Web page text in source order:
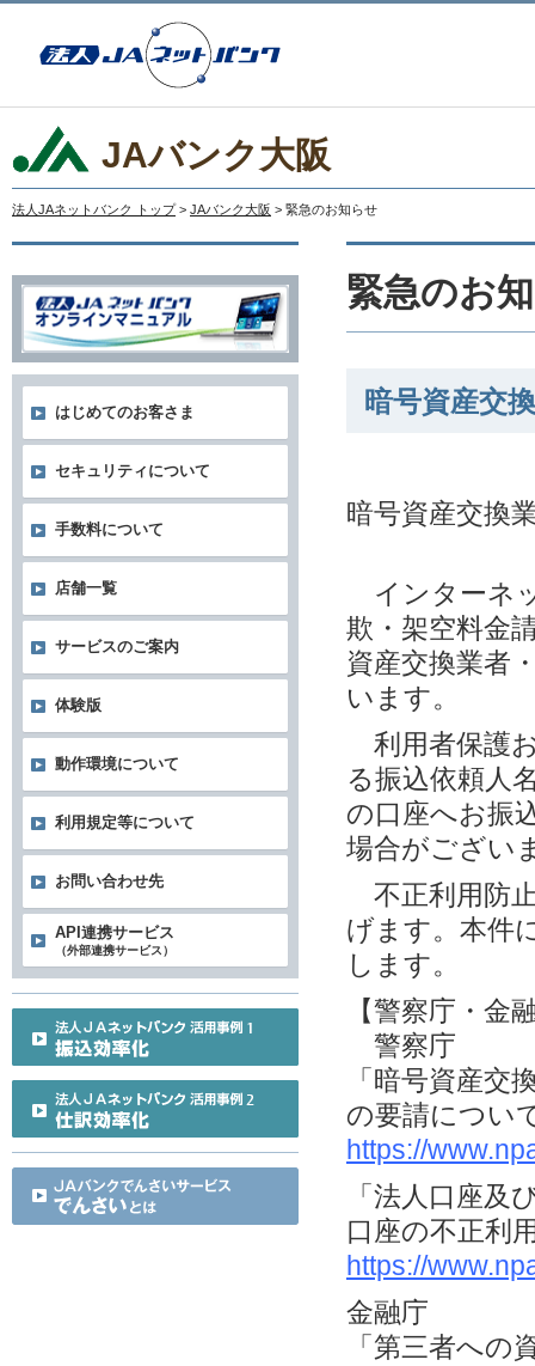
JAバンク大阪
法人JAネットバンク トップ > JAバンク大阪 > 緊急のお知らせ
緊急のお
暗号資産交
暗号資産交換
インターネ
欺・架空料金
資産交換業者
います。
利用者保護
る振込依頼人
の口座へお振
場合がござい
不正利用防
げます。本件
します。
【警察庁・金
警察庁
「暗号資産交
の要請につい
https://
「法人口座
口座の不正利
https://
金融庁
「第三者への
はじめてのお客さま
セキュリティについて
手数料について
店舗一覧
サービスのご案内
体験版
動作環境について
利用規定等について
お問い合わせ先
API連携サービス
（外部連携サービス）